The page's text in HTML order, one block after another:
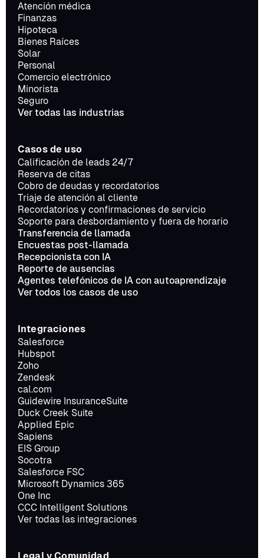
Atención médica
Finanzas
Hipoteca
Bienes Raíces
Solar
Personal
Comercio electrónico
Minorista
Seguro
Ver todas las industrias
Casos de uso
Calificación de leads 24/7
Reserva de citas
Cobro de deudas y recordatorios
Triaje de atención al cliente
Recordatorios y confirmaciones de servicio
Soporte para desbordamiento y fuera de horario
Transferencia de llamada
Encuestas post-llamada
Recepcionista con IA
Reporte de ausencias
Agentes telefónicos de IA con autoaprendizaje
Ver todos los casos de uso
Integraciones
Salesforce
Hubspot
Zoho
Zendesk
cal.com
Guidewire InsuranceSuite
Duck Creek Suite
Applied Epic
Sapiens
EIS Group
Socotra
Salesforce FSC
Microsoft Dynamics 365
One Inc
CCC Intelligent Solutions
Ver todas las integraciones